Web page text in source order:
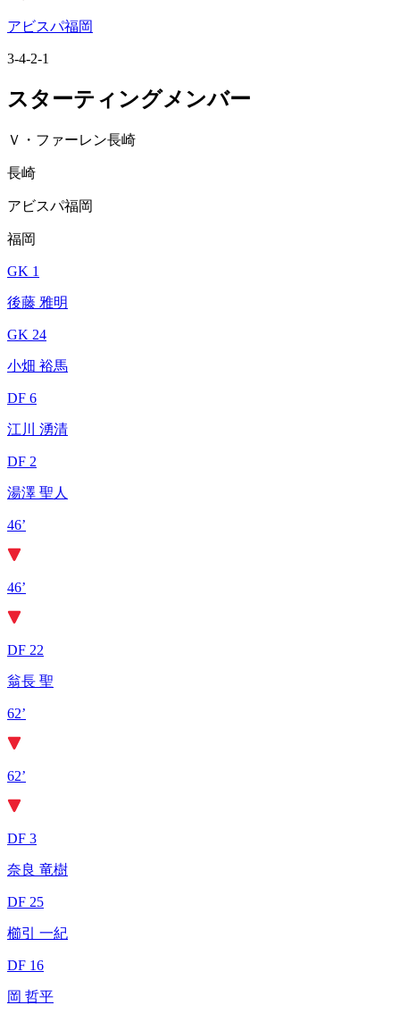
アビスパ福岡
3-4-2-1
スターティングメンバー
Ｖ・ファーレン長崎
長崎
アビスパ福岡
福岡
GK 1
後藤 雅明
GK 24
小畑 裕馬
DF 6
江川 湧清
DF 2
湯澤 聖人
46’
46’
DF 22
翁長 聖
62’
62’
DF 3
奈良 竜樹
DF 25
櫛引 一紀
DF 16
岡 哲平